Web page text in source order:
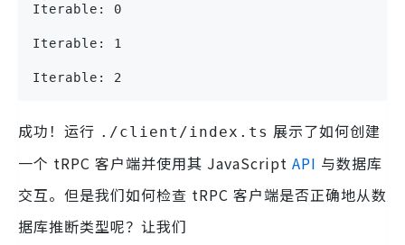
Iterable: 0
Iterable: 1
Iterable: 2
成功！运行 ./client/index.ts 展示了如何创建
一个 tRPC 客户端并使用其 JavaScript API 与数据库
交互。但是我们如何检查 tRPC 客户端是否正确地从数
据库推断类型呢？让我们